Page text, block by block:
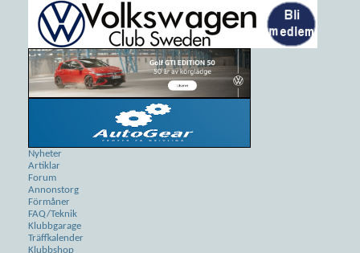
Nyheter
Artiklar
Forum
Annonstorg
Förmåner
FAQ/Teknik
Klubbgarage
Träffkalender
Klubbshop